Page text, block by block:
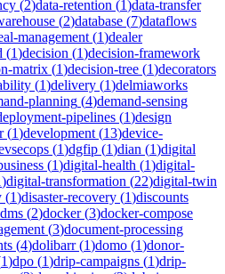
(2)data-retention (1)data-transfer
(2)database (7)dataflows
management (1)dealer
(1)decision (1)decision-framework
matrix (1)decision-tree (1)decorators
(1)delivery (1)delmiaworks
planning (4)demand-sensing
pipelines (1)design
(1)development (13)device-
(1)dgfip (1)dian (1)digital
(1)digital-health (1)digital-
)digital-transformation (22)digital-twin
(1)disaster-recovery (1)discounts
dms (2)docker(3)docker-compose
(3)document-processing
(4)dolibarr(1)domo (1)donor-
1)dpo (1)drip-campaigns (1)drip-